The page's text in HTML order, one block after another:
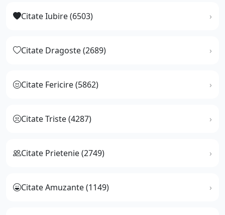
Citate Iubire (6503)
Citate Dragoste (2689)
Citate Fericire (5862)
Citate Triste (4287)
Citate Prietenie (2749)
Citate Amuzante (1149)